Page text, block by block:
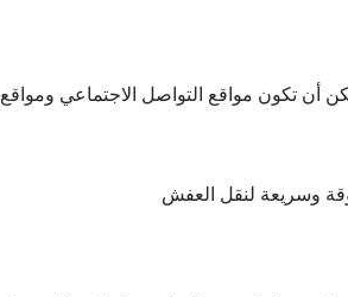
أن تكون مواقع التواصل الاجتماعي ومواقع